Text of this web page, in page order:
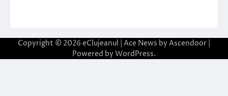
Copyright © 2026 eClujeanul | Ace News by Ascendoor
Powered by WordPress.